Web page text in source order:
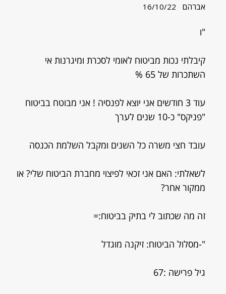
אברהם 16/10/22
"ו
קיבלתי נכות מביטוח לאומי לסכרת ומיגרנות אי
השתכרות של 65 %
עוד 3 חודשים אני יוצא לפנסיה ! אני מבוטח בביטוח
"פניקס" כ-10 שנים לערך
עובד חצי משרה כל השנים ומקבל השלמת הכנסה
לשאלתי: האם אני זכאי לפיצוי מחברת הביטוח שלי? או
ממקור אחר?
זה מה שכתוב לי בתיק בביטוח:=
"-מסלול הביטוח: זיקנה מוגדל
גיל פרישה :67